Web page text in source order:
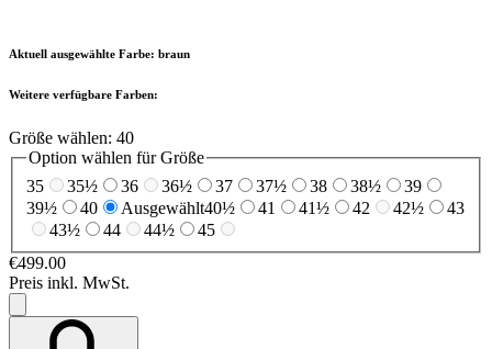
Aktuell ausgewählte Farbe: braun
Weitere verfügbare Farben:
Größe wählen: 40
Option wählen für Größe
35
35½ 36 36½ 37 37½ 38 38½
39
39½
40 Ausgewählt40½ 41 41½ 42 42½
43
43½
44 44½
45
€499.00
Preis inkl. MwSt.